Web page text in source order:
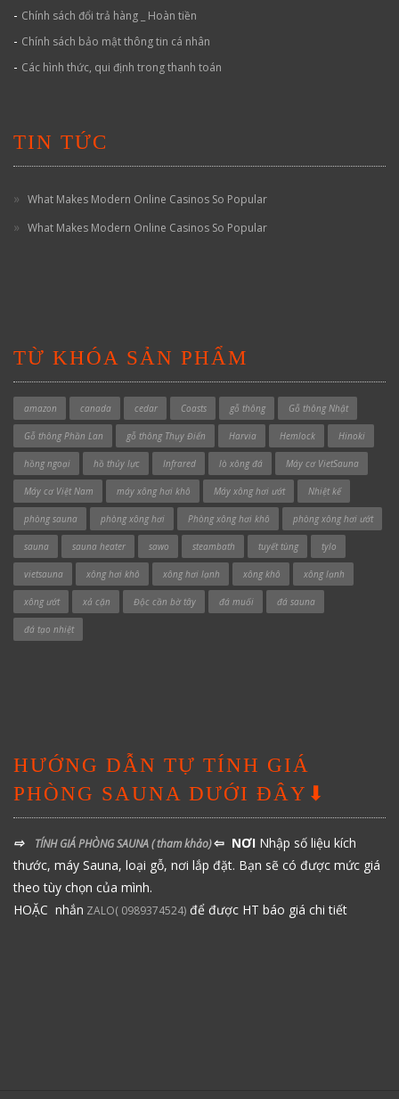
- Chính sách đổi trả hàng _ Hoàn tiền
- Chính sách bảo mật thông tin cá nhân
- Các hình thức, qui định trong thanh toán
TIN TỨC
What Makes Modern Online Casinos So Popular
What Makes Modern Online Casinos So Popular
TỪ KHÓA SẢN PHẨM
amazon canada cedar Coasts gỗ thông Gỗ thông Nhật
Gỗ thông Phần Lan gỗ thông Thụy Điển Harvia Hemlock Hinoki
hồng ngoại hồ thủy lực Infrared lò xông đá Máy cơ VietSauna
Máy cơ Việt Nam máy xông hơi khô Máy xông hơi ướt Nhiệt kế
phòng sauna phòng xông hơi Phòng xông hơi khô phòng xông hơi ướt
sauna sauna heater sawo steambath tuyết tùng tylo
vietsauna xông hơi khô xông hơi lạnh xông khô xông lạnh
xông ướt xả cặn Độc cần bờ tây đá muối đá sauna
đá tạo nhiệt
HƯỚNG DẪN TỰ TÍNH GIÁ
PHÒNG SAUNA DƯỚI ĐÂY⬇
⇨ TÍNH GIÁ PHÒNG SAUNA( tham khảo)⇦ NƠI Nhập số liệu kích
thước, máy Sauna, loại gỗ, nơi lắp đặt. Bạn sẽ có được mức giá
theo tùy chọn của mình.
HOẶC nhắn ZALO( 0989374524) để được HT báo giá chi tiết